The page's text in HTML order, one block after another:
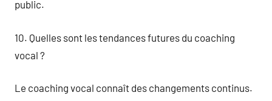
public.
10. Quelles sont les tendances futures du coaching
vocal ?
Le coaching vocal connaît des changements continus.